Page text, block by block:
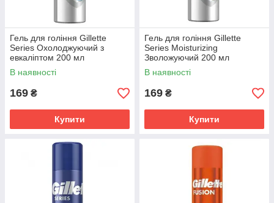
Гель для гоління Gillette
Series Охолоджуючий з
евкаліптом 200 мл
(7702018457786)
В наявності
169 ₴
Купити
Гель для гоління Gillette
Series Moisturizing
Зволожуючий 200 мл
(3014260220051)
В наявності
169 ₴
Купити